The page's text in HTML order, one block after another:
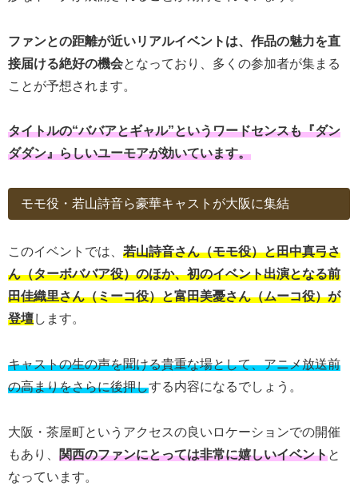
ファンとの距離が近いリアルイベントは、作品の魅力を直
接届ける絶好の機会となっており、多くの参加者が集まる
ことが予想されます。
タイトルの“ババアとギャル”というワードセンスも『ダン
ダダン』らしいユーモアが効いています。
モモ役・若山詩音ら豪華キャストが大阪に集結
このイベントでは、 若山詩音さん（モモ役）と田中真弓さ
ん（ターボババア役）のほか、初のイベント出演となる前
田佳織里さん（ミーコ役）と富田美憂さん（ムーコ役）が
登壇します。
キャストの生の声を聞ける貴重な場として、アニメ放送前
の高まりをさらに後押しする内容になるでしょう。
大阪・茶屋町というアクセスの良いロケーションでの開催
もあり、 関西のファンにとっては非常に嬉しいイベントと
なっています。